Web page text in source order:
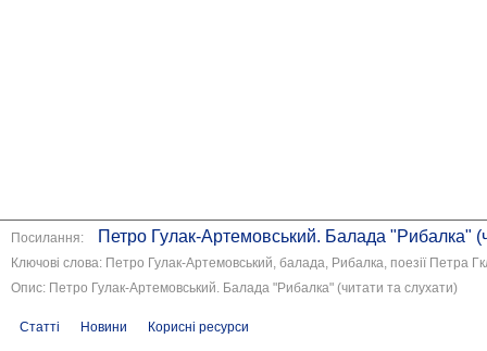
Посилання: Петро Гулак-Артемовський. Балада "Рибалка"
Ключові слова: Петро Гулак-Артемовський, балада, Рибалка, поезії Петра
Опис: Петро Гулак-Артемовський. Балада "Рибалка" (читати та слухати)
Статті Новини Корисні ресурси